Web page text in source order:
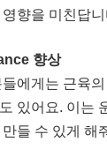
향을 미친답니
향상
에게는 근육
있어요. 이는
들 수 있게 해